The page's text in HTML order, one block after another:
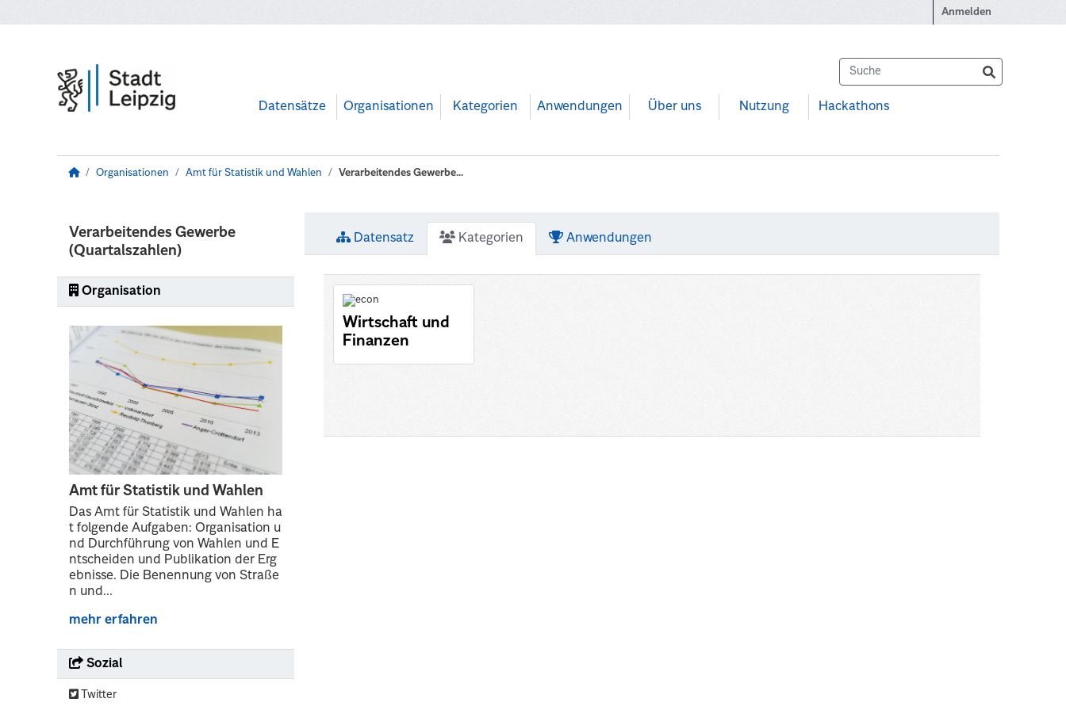
Anmelden
Datensätze Organisationen Kategorien Anwendungen Über uns Nutzung Hackathons
Organisationen Amt für Statistik und Wahlen Verarbeitendes Gewerbe...
Verarbeitendes Gewerbe
(Quartalszahlen)
Organisation
Amt für Statistik und Wahlen
Das Amt für Statistik und Wahlen ha
t folgende Aufgaben: Organisation u
nd Durchführung von Wahlen und E
ntscheiden und Publikation der Erg
ebnisse. Die Benennung von Straße
n und...
mehr erfahren
Sozial
Twitter
Datensatz Kategorien Anwendungen
Wirtschaft und
Finanzen